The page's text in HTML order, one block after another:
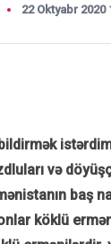
22 Oktyabr 2020
və
baş
köklü